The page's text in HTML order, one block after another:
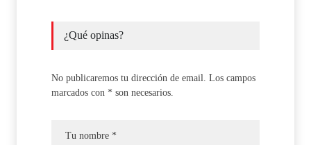
¿Qué opinas?
No publicaremos tu dirección de email. Los campos
marcados con * son necesarios.